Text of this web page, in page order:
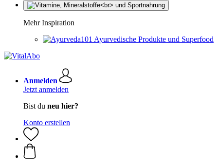
Mehr Inspiration
Ayurvedische Produkte und Superfood
Anmelden
Jetzt anmelden
Bist du neu hier?
Konto erstellen